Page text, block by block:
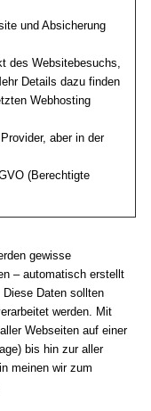
und Absicherung
des Websitebesuchs,
Details dazu finden
Webhosting
aber in der
(Berechtigte
gewisse
– automatisch erstellt
Daten sollten
werden. Mit
Webseiten auf einer
bis hin zur aller
meinen wir zum